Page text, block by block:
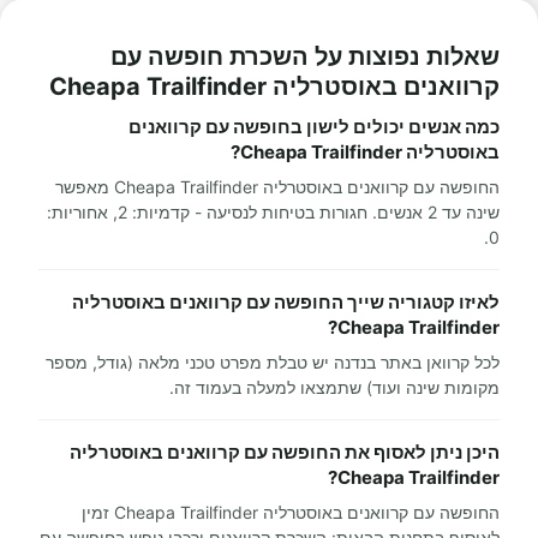
שאלות נפוצות על השכרת חופשה עם
קרוואנים באוסטרליה Cheapa Trailfinder
כמה אנשים יכולים לישון בחופשה עם קרוואנים
באוסטרליה Cheapa Trailfinder?
החופשה עם קרוואנים באוסטרליה Cheapa Trailfinder מאפשר
שינה עד 2 אנשים. חגורות בטיחות לנסיעה - קדמיות: 2, אחוריות:
0.
לאיזו קטגוריה שייך החופשה עם קרוואנים באוסטרליה
Cheapa Trailfinder?
לכל קרוואן באתר בנדנה יש טבלת מפרט טכני מלאה (גודל, מספר
מקומות שינה ועוד) שתמצאו למעלה בעמוד זה.
היכן ניתן לאסוף את החופשה עם קרוואנים באוסטרליה
Cheapa Trailfinder?
החופשה עם קרוואנים באוסטרליה Cheapa Trailfinder זמין